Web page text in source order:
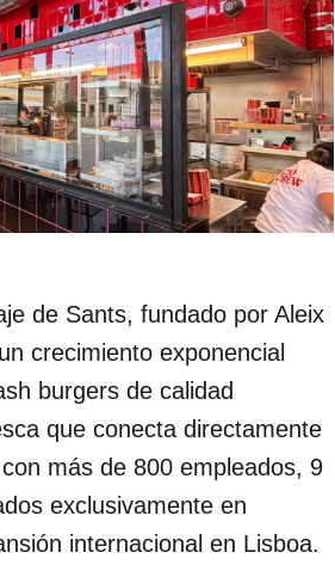
de Sants, fundado por Aleix
crecimiento exponencial
burgers de calidad
que conecta directamente
más de 800 empleados, 9
exclusivamente en
internacional en Lisboa.